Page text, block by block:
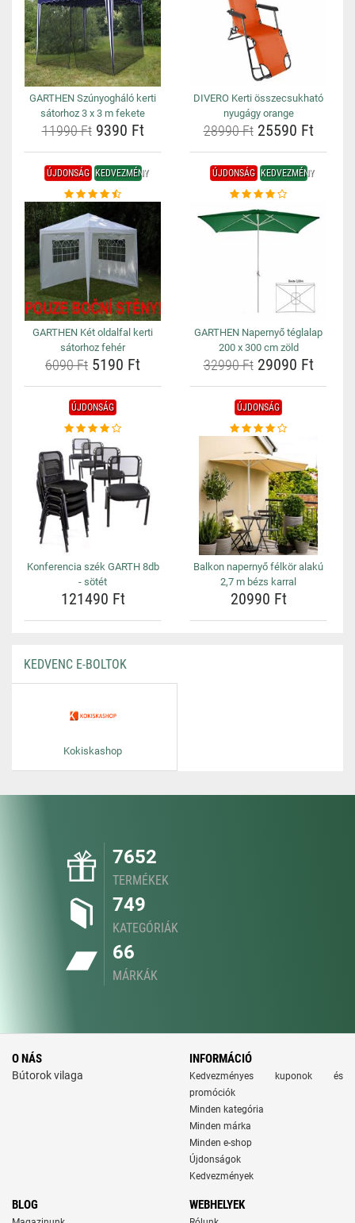
GARTHEN Szúnyogháló kerti
sátorhoz 3 x 3 m fekete
11990 Ft9390 Ft
DIVERO Kerti összecsukható
nyugágy orange
28990 Ft25590 Ft
ÚJDONSÁG KEDVEZMÉNY
GARTHEN Két oldalfal kerti
sátorhoz fehér
6090 Ft 5190 Ft
ÚJDONSÁG KEDVEZMÉNY
GARTHEN Napernyő téglalap
200 x 300 cm zöld
32990 Ft29090 Ft
ÚJDONSÁG
Konferencia szék GARTH 8db
- sötét
121490 Ft
ÚJDONSÁG
Balkon napernyő félkör alakú
2,7 m bézs karral
20990 Ft
KEDVENC E-BOLTOK
Kokiskashop
7652
TERMÉKEK
749
KATEGÓRIÁK
66
MÁRKÁK
O NÁS
Bútorok vilaga
INFORMÁCIÓ
Kedvezményes kuponok és
promóciók
Minden kategória
Minden márka
Minden e-shop
Újdonságok
Kedvezmények
BLOG WEBHELYEK